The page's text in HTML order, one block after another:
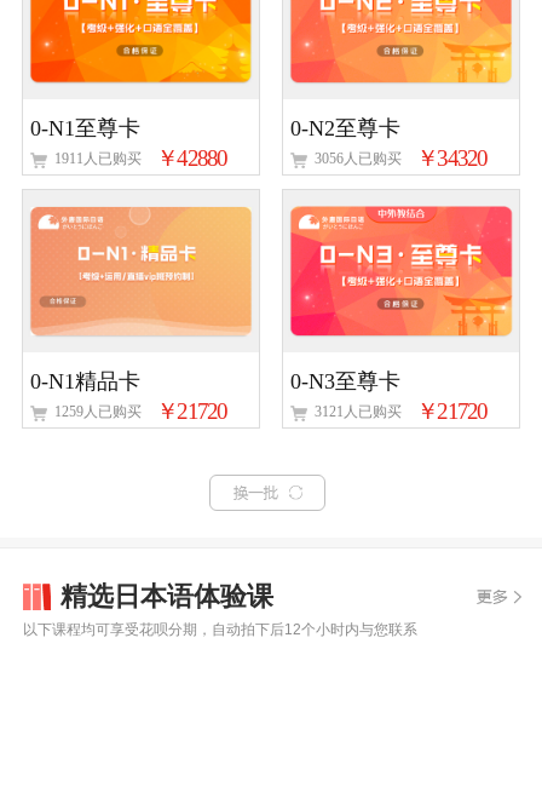
0-N1至尊卡
1911人已购买 ￥42880
0-N2至尊卡
3056人已购买 ￥34320
0-N1精品卡
1259人已购买 ￥21720
0-N3至尊卡
3121人已购买 ￥21720
精选日本语体验课
以下课程均可享受花呗分期，自动拍下后12个小时内与您联系